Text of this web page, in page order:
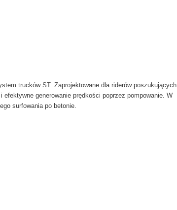
trucków ST. Zaprojektowane dla riderów poszukujących
generowanie prędkości poprzez pompowanie. W
surfowania po betonie.